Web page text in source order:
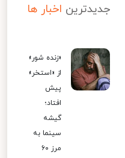
جدیدترین اخبار ها
«زنده شور»
از «استخر»
پیش
افتاد؛
گیشه
سینما به
مرز ۶۰